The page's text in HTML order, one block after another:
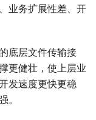
业务扩展性差、开
底层文件传输接
更健壮，使上层业
发速度更快更稳